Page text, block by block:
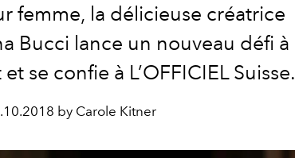
femme, la délicieuse créatrice
Bucci lance un nouveau défi à
se confie à L’OFFICIEL Suisse.
by Carole Kitner